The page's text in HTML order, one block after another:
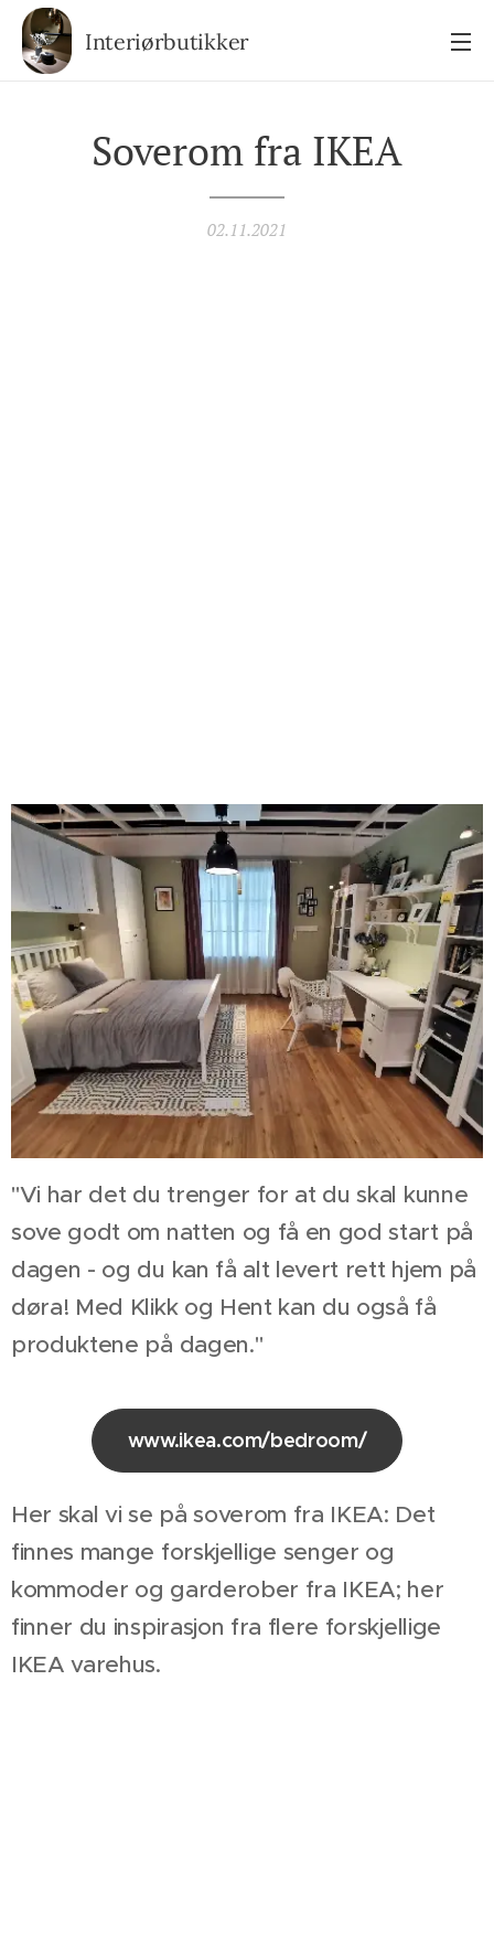
Interiørbutikker
Soverom fra IKEA
02.11.2021
"Vi har det du trenger for at du skal kunne
sove godt om natten og få en god start på
dagen - og du kan få alt levert rett hjem på
døra! Med Klikk og Hent kan du også få
produktene på dagen."
www.ikea.com/bedroom/
Her skal vi se på soverom fra IKEA: Det
finnes mange forskjellige senger og
kommoder og garderober fra IKEA; her
finner du inspirasjon fra flere forskjellige
IKEA varehus.